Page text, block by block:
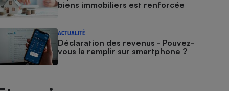
biens immobiliers est renforcée
ACTUALITÉ
Déclaration des revenus - Pouvez-
vous la remplir sur smartphone ?